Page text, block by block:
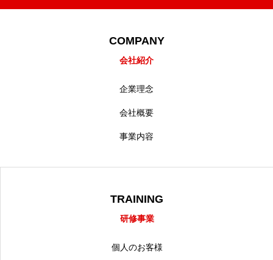
COMPANY
会社紹介
企業理念
会社概要
事業内容
TRAINING
研修事業
個人のお客様